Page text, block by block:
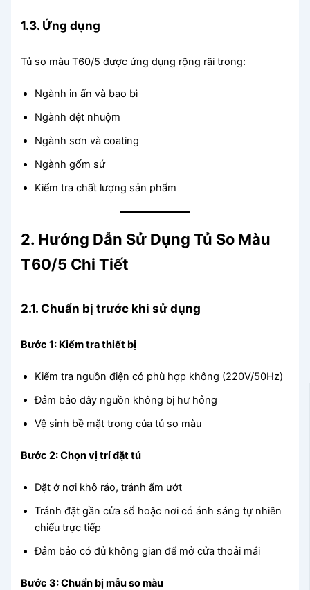
1.3. Ứng dụng
Tủ so màu T60/5 được ứng dụng rộng rãi trong:
Ngành in ấn và bao bì
Ngành dệt nhuộm
Ngành sơn và coating
Ngành gốm sứ
Kiểm tra chất lượng sản phẩm
2. Hướng Dẫn Sử Dụng Tủ So Màu
T60/5 Chi Tiết
2.1. Chuẩn bị trước khi sử dụng
Bước 1: Kiểm tra thiết bị
Kiểm tra nguồn điện có phù hợp không (220V/50Hz)
Đảm bảo dây nguồn không bị hư hỏng
Vệ sinh bề mặt trong của tủ so màu
Bước 2: Chọn vị trí đặt tủ
Đặt ở nơi khô ráo, tránh ẩm ướt
Tránh đặt gần cửa sổ hoặc nơi có ánh sáng tự nhiên
chiếu trực tiếp
Đảm bảo có đủ không gian để mở cửa thoải mái
Bước 3: Chuẩn bị mẫu so màu